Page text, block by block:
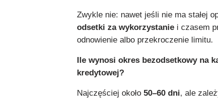
Zwykle nie: nawet jeśli nie ma stałej
odsetki za wykorzystanie i czasem
odnowienie albo przekroczenie limitu.
Ile wynosi okres bezodsetkowy na
kredytowej?
Najczęściej około 50–60 dni, ale